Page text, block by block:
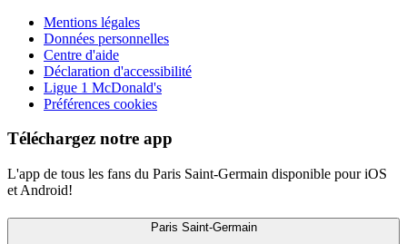
Mentions légales
Données personnelles
Centre d'aide
Déclaration d'accessibilité
Ligue 1 McDonald's
Préférences cookies
Téléchargez notre app
L'app de tous les fans du Paris Saint-Germain disponible pour iOS
et Android!
Paris Saint-Germain